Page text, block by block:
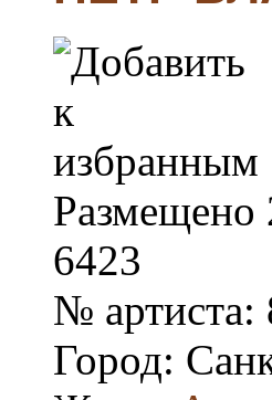
Размещено
6423
№ артиста:
Город: